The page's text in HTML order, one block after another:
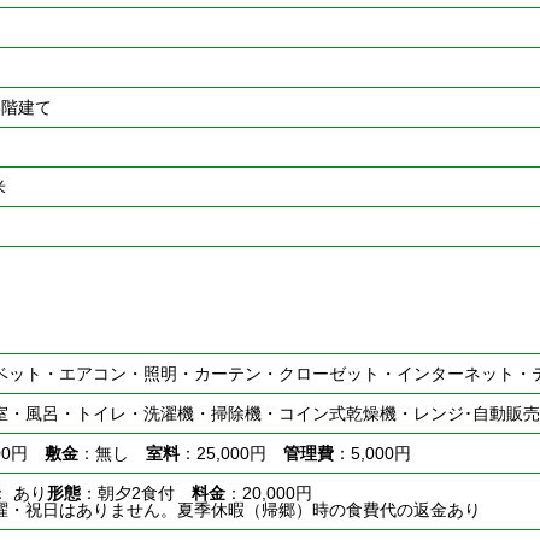
建て
ット・エアコン・照明・カーテン・クローゼット・インターネット・
・風呂・トイレ・洗濯機・掃除機・コイン式乾燥機・レンジ･自動販
円 敷金：無し 室料：25,000円 管理費：5,000円
あり形態：朝夕2食付 料金：20,000円
祝日はありません。夏季休暇（帰郷）時の食費代の返金あり